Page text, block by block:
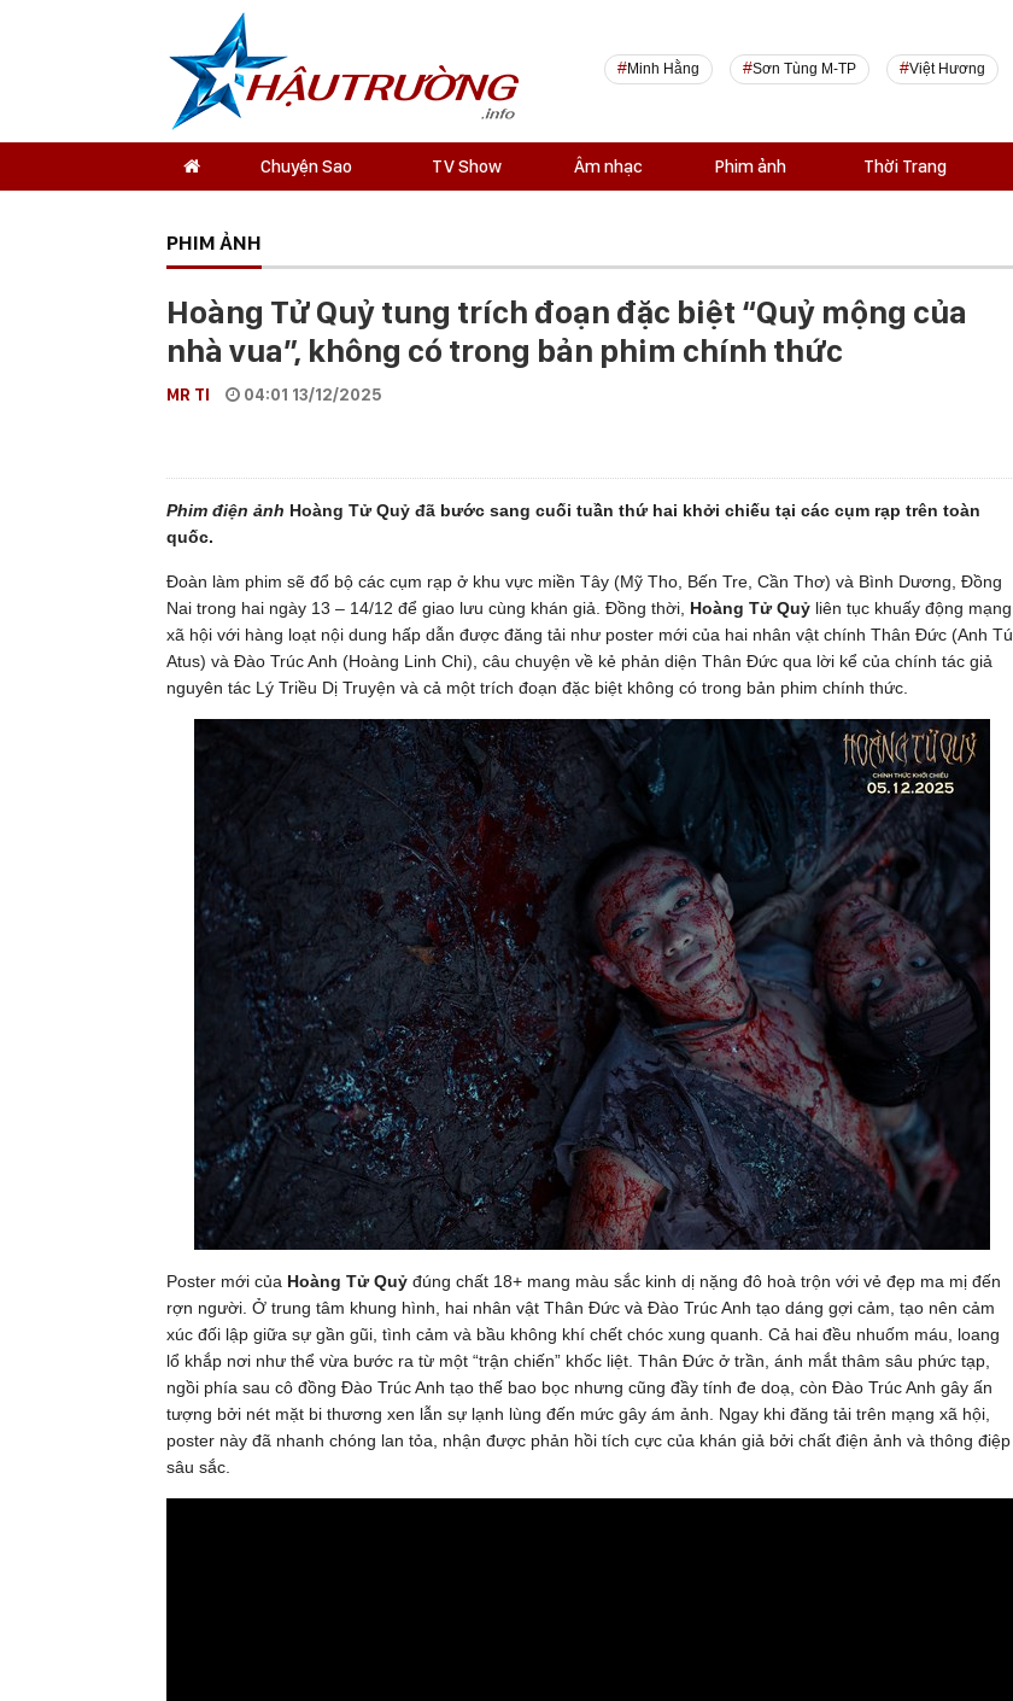
Minh Hằng Sơn Tùng M-TP Việt Hương
Chuyện Sao TV Show Âm nhạc Phim ảnh Thời Trang
PHIM ẢNH
Hoàng Tử Quỷ tung trích đoạn đặc biệt “Quỷ mộng của
nhà vua”, không có trong bản phim chính thức
MR TI 04:01 13/12/2025
Phim điện ảnh Hoàng Tử Quỷ đã bước sang cuối tuần thứ hai khởi chiếu tại các cụm rạp trên toàn
quốc.
Đoàn làm phim sẽ đổ bộ các cụm rạp ở khu vực miền Tây (Mỹ Tho, Bến Tre, Cần Thơ) và Bình Dương, Đồng
Nai trong hai ngày 13 – 14/12 để giao lưu cùng khán giả. Đồng thời, Hoàng Tử Quỷ liên tục khuấy động mạng
xã hội với hàng loạt nội dung hấp dẫn được đăng tải như poster mới của hai nhân vật chính Thân Đức (Anh Tú
Atus) và Đào Trúc Anh (Hoàng Linh Chi), câu chuyện về kẻ phản diện Thân Đức qua lời kể của chính tác giả
nguyên tác Lý Triều Dị Truyện và cả một trích đoạn đặc biệt không có trong bản phim chính thức.
Poster mới của Hoàng Tử Quỷ đúng chất 18+ mang màu sắc kinh dị nặng đô hoà trộn với vẻ đẹp ma mị đến
rợn người. Ở trung tâm khung hình, hai nhân vật Thân Đức và Đào Trúc Anh tạo dáng gợi cảm, tạo nên cảm
xúc đối lập giữa sự gần gũi, tình cảm và bầu không khí chết chóc xung quanh. Cả hai đều nhuốm máu, loang
lổ khắp nơi như thể vừa bước ra từ một “trận chiến” khốc liệt. Thân Đức ở trần, ánh mắt thâm sâu phức tạp,
ngồi phía sau cô đồng Đào Trúc Anh tạo thế bao bọc nhưng cũng đầy tính đe doạ, còn Đào Trúc Anh gây ấn
tượng bởi nét mặt bi thương xen lẫn sự lạnh lùng đến mức gây ám ảnh. Ngay khi đăng tải trên mạng xã hội,
poster này đã nhanh chóng lan tỏa, nhận được phản hồi tích cực của khán giả bởi chất điện ảnh và thông điệp
sâu sắc.